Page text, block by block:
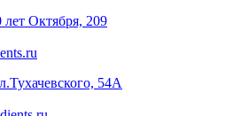
Октября, 209
54А